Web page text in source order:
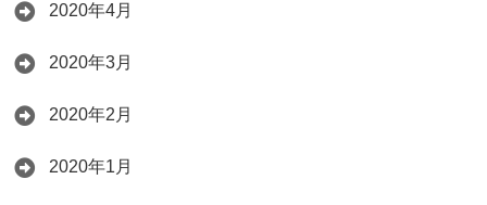
2020年4月
2020年3月
2020年2月
2020年1月